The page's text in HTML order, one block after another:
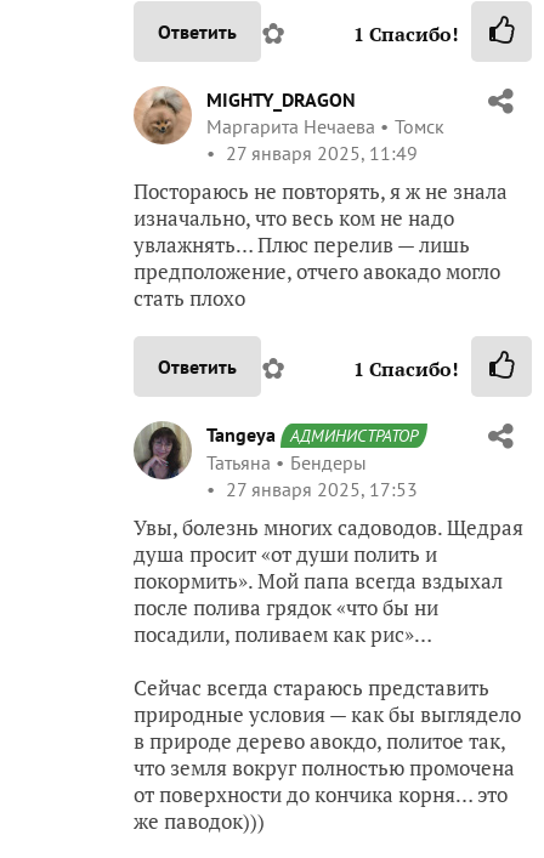
Ответить ✿ 1 Спасибо!
MIGHTY_DRAGON
Маргарита Нечаева
Томск
27 января 2025, 11:49
Постораюсь не повторять, я ж не знала
изначально, что весь ком не надо
увлажнять… Плюс перелив — лишь
предположение, отчего авокадо могло
стать плохо
Ответить ✿ 1 Спасибо!
Tangeya АДМИНИСТРАТОР
Татьяна
Бендеры
27 января 2025, 17:53
Увы, болезнь многих садоводов. Щедрая
душа просит «от души полить и
покормить». Мой папа всегда вздыхал
после полива грядок «что бы ни
посадили, поливаем как рис»…
Сейчас всегда стараюсь представить
природные условия — как бы выглядело
в природе дерево авокдо, политое так,
что земля вокруг полностью промочена
от поверхности до кончика корня… это
же паводок)))